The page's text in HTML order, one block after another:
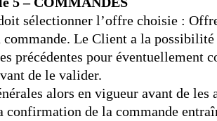
sélectionner l’offre choisie :
Le Client a la
précédentes pour éventuellement
de le valider.
alors en vigueur avant de les
confirmation de la commande